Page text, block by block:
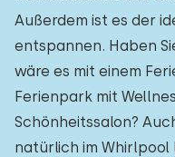
Außerdem ist es der
entspannen. Haben
wäre es mit einem
Ferienpark mit
Schönheitssalon?
natürlich im